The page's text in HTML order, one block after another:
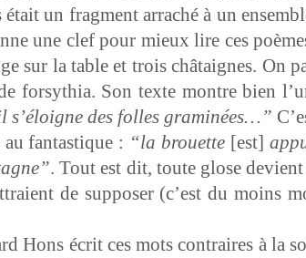
un frag­ment arraché à un
une clef pour mieux lire ces
sur la table et trois châ­taignes. On
Son texte mon­tre bien
s’éloigne des folles gram­inées…”
fan­tas­tique : “la brou­ette [est]
. Tout est dit, toute glose
de sup­pos­er (c’est du moins
Hons écrit ces mots con­traires à la